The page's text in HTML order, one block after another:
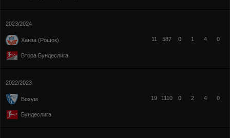
2023/2024
Ханза (Рощок)
Втора Бундеслига
11 587 0 1 4 0
2022/2023
Бохум
Бундеслига
19 1110 0 2 4 0